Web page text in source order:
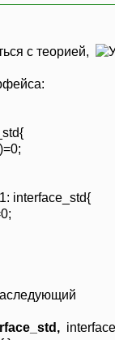
с теорией,
interface_std{